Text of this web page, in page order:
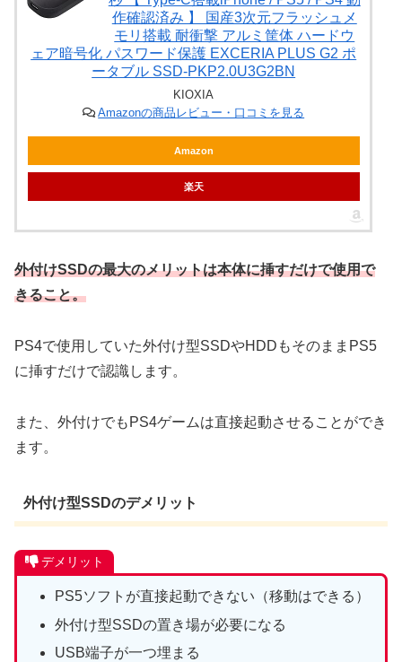
作確認済み 】 国産3次元フラッシュメ
モリ搭載 耐衝撃 アルミ筐体 ハードウ
ェア暗号化 パスワード保護 EXCERIA PLUS G2 ポ
ータブル SSD-PKP2.0U3G2BN
KIOXIA
Amazonの商品レビュー・口コミを見る
Amazon
楽天
外付けSSDの最大のメリットは本体に挿すだけで使用で
きること。
PS4で使用していた外付け型SSDやHDDもそのままPS5
に挿すだけで認識します。
また、外付けでもPS4ゲームは直接起動させることができ
ます。
外付け型SSDのデメリット
デメリット
PS5ソフトが直接起動できない（移動はできる）
外付け型SSDの置き場が必要になる
USB端子が一つ埋まる